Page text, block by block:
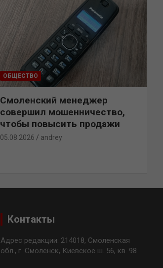
ОБЩЕСТВО
Смоленский менеджер
совершил мошенничество,
чтобы повысить продажи
05.08.2026 andrey
Контакты
Адрес редакции: 214018, Смоленская
обл., г. Смоленск, Киевское ш. 56, кв. 98